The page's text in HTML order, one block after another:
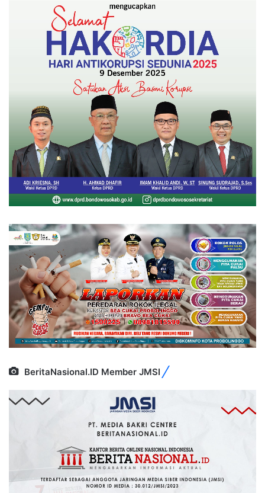
BeritaNasional.ID Member JMSI